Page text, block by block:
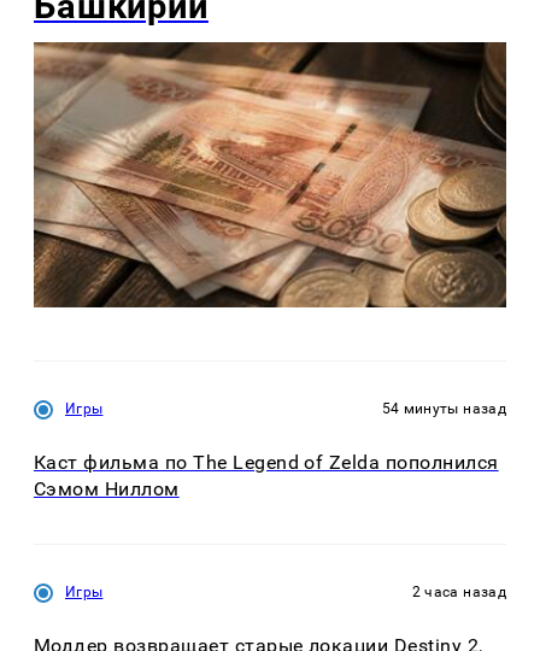
Игры 54 минуты назад
Каст фильма по The Legend of Zelda пополнился
Сэмом Ниллом
Игры 2 часа назад
Моддер возвращает старые локации Destiny 2,